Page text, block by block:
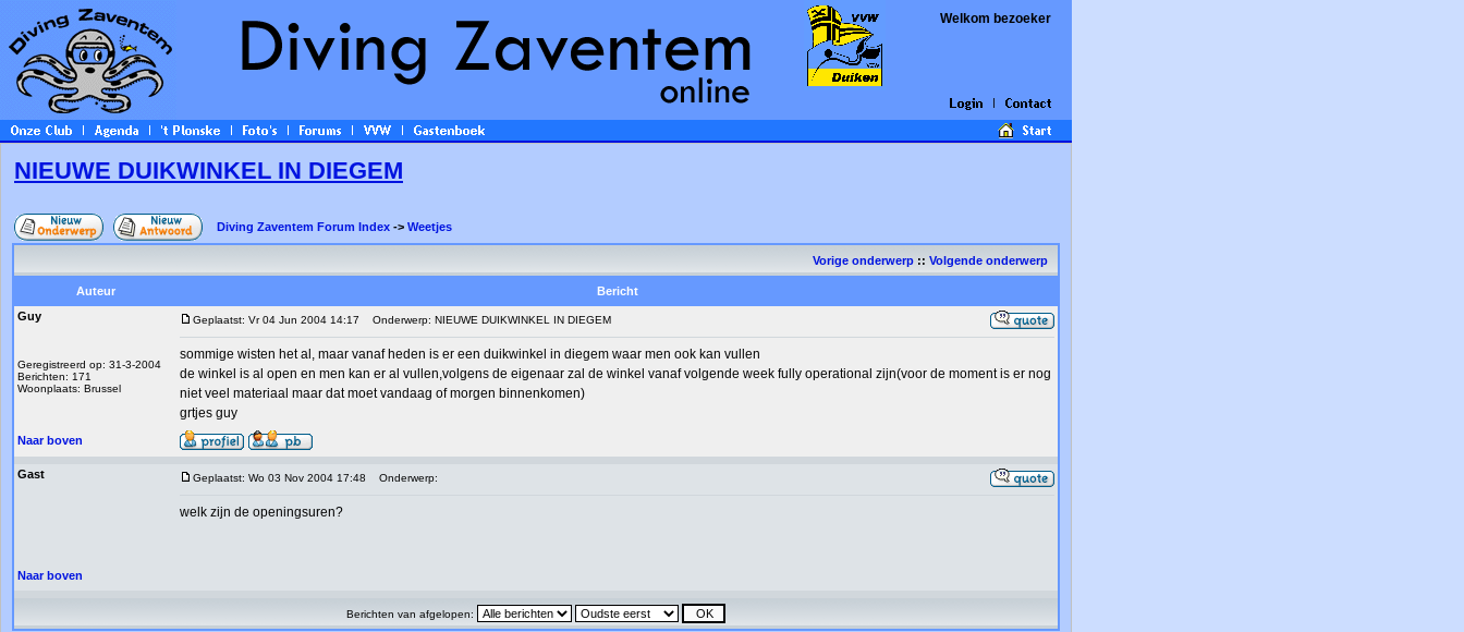
Welkom bezoeker
NIEUWE DUIKWINKEL IN DIEGEM
Diving Zaventem Forum Index -> Weetjes
Vorige onderwerp :: Volgende onderwerp
Auteur
Bericht
Guy
Geregistreerd op: 31-3-2004
Berichten: 171
Woonplaats: Brussel
Geplaatst: Vr 04 Jun 2004 14:17 Onderwerp: NIEUWE DUIKWINKEL IN DIEGEM
sommige wisten het al, maar vanaf heden is er een duikwinkel in diegem waar men ook kan vullen
de winkel is al open en men kan er al vullen,volgens de eigenaar zal de winkel vanaf volgende week fully operational zijn(voor de moment is er nog
niet veel materiaal maar dat moet vandaag of morgen binnenkomen)
grtjes guy
Naar boven
Gast Geplaatst: Wo 03 Nov 2004 17:48 Onderwerp:
welk zijn de openingsuren?
Naar boven
Berichten van afgelopen: